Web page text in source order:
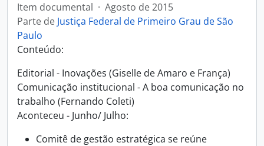
Item documental · Agosto de 2015
Parte de Justiça Federal de Primeiro Grau de São
Paulo
Conteúdo:
Editorial - Inovações (Giselle de Amaro e França)
Comunicação institucional - A boa comunicação no
trabalho (Fernando Coleti)
Aconteceu - Junho/ Julho:
Comitê de gestão estratégica se reúne